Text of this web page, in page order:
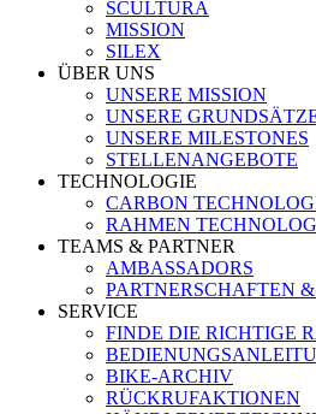
SCULTURA
MISSION
SILEX
ÜBER UNS
UNSERE MISSION
UNSERE
UNSERE MILESTONES
STELLENANGEBOTE
TECHNOLOGIE
CARBON
RAHMEN
TEAMS & PARTNER
AMBASSADORS
PARTNERSCHAFTEN
SERVICE
FINDE DIE RICHTIGE
BIKE-ARCHIV
RÜCKRUFAKTIONEN